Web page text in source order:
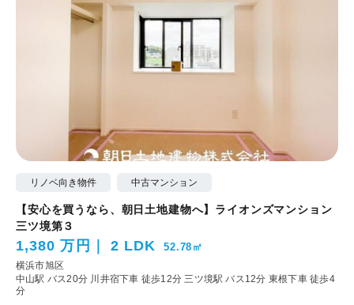
リノベ向き物件 中古マンション
【安心を買うなら、朝日土地建物へ】ライオンズマンション
三ツ境第３
1,380 万円 2 LDK 52.78㎡
横浜市旭区
中山駅 バス20分 川井宿下車 徒歩12分三ツ境駅 バス12分 東根下車 徒歩4
分